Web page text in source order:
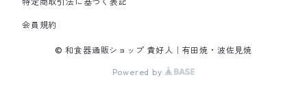
丸（27cm～ / 九寸皿）
箸置
白山陶器
会員規約
© 和食器通販ショップ 貴好人｜有田焼・波佐見焼
Powered by